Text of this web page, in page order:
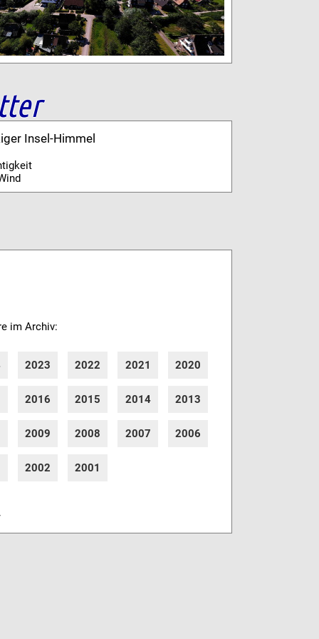
Insel-Himmel
im Archiv:
2023 2022 2021 2020
2016 2015 2014 2013
2009 2008 2007 2006
2002 2001